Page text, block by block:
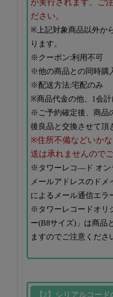
が実行されます。ご
ださい。
※上記対象商品以外か
ります。
※クーポン:利用不可
※他の商品との同時購
※配送方法:宅配のみ
※商品代金の他、1会
※ご予約確定後、商品
後良品と交換させて頂
※住所不備などいか
送は承れませんので
※タワーレコ―ド オン
メールアドレスのド
によるメール通信エラ
※タワーレコードオリ
ー(B8サイズ)」は商品
ますのでご注意くださ
【2】シリアルコード